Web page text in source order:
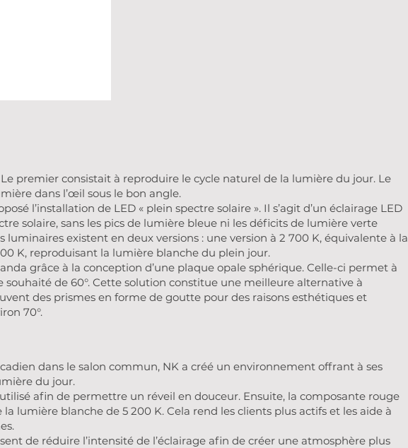
premier consistait à reproduire le cycle naturel de la lumière du jour. Le
dans l’œil sous le bon angle.
l’installation de LED « plein spectre solaire ». Il s’agit d’un éclairage LED
solaire, sans les pics de lumière bleue ni les déficits de lumière verte
luminaires existent en deux versions : une version à 2 700 K, équivalente à la
K, reproduisant la lumière blanche du plein jour.
grâce à la conception d’une plaque opale sphérique. Celle-ci permet à
souhaité de 60°. Cette solution constitue une meilleure alternative à
des prismes en forme de goutte pour des raisons esthétiques et
70°.
dans le salon commun, NK a créé un environnement offrant à ses
du jour.
afin de permettre un réveil en douceur. Ensuite, la composante rouge
lumière blanche de 5 200 K. Cela rend les clients plus actifs et les aide à
de réduire l’intensité de l’éclairage afin de créer une atmosphère plus